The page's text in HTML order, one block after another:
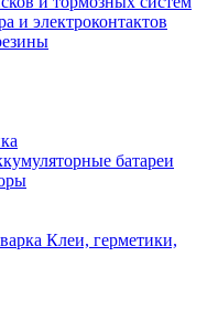
и электроконтактов
батареи
Клеи, герметики,